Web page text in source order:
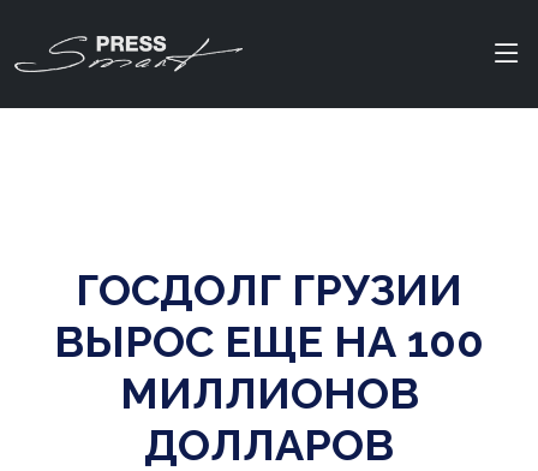
ГОСДОЛГ ГРУЗИИ
ВЫРОС ЕЩЕ НА 100
МИЛЛИОНОВ
ДОЛЛАРОВ